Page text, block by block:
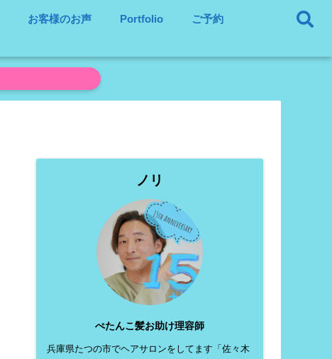
お客様のお声 Portfolio ご予約
ノリ
ぺたんこ髪お助け理容師
兵庫県たつの市でヘアサロンをしてます「佐々木